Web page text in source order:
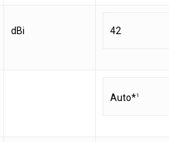
dBi 42
Auto*1